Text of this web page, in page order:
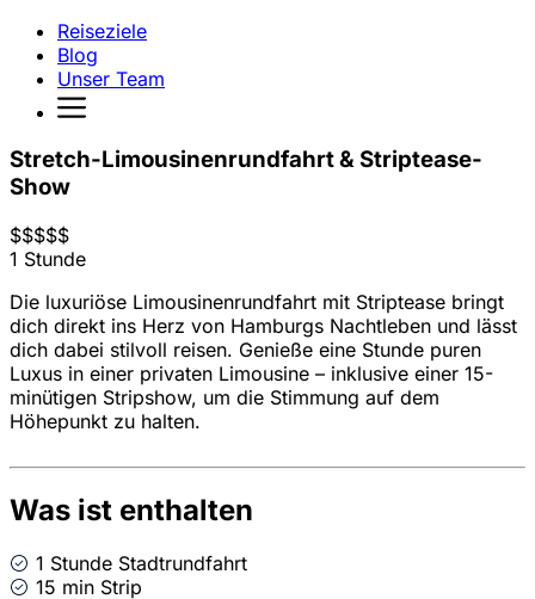
Reiseziele
Blog
Unser Team
Stretch-Limousinenrundfahrt & Striptease-
Show
$$$$$
1 Stunde
Die luxuriöse Limousinenrundfahrt mit Striptease bringt
dich direkt ins Herz von Hamburgs Nachtleben und lässt
dich dabei stilvoll reisen. Genieße eine Stunde puren
Luxus in einer privaten Limousine – inklusive einer 15-
minütigen Stripshow, um die Stimmung auf dem
Höhepunkt zu halten.
Was ist enthalten
1 Stunde Stadtrundfahrt
15 min Strip